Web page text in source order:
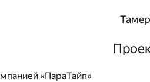
«ПараТайп»